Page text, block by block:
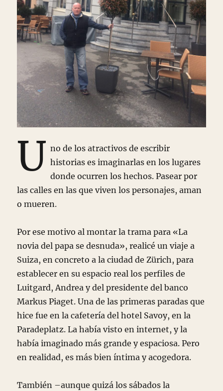
U no de los atractivos de escribir
historias es imaginarlas en los lugares
donde ocurren los hechos. Pasear por
las calles en las que viven los personajes, aman
o mueren.
Por ese motivo al montar la trama para «La
novia del papa se desnuda», realicé un viaje a
Suiza, en concreto a la ciudad de Zürich, para
establecer en su espacio real los perfiles de
Luitgard, Andrea y del presidente del banco
Markus Piaget. Una de las primeras paradas que
hice fue en la cafetería del hotel Savoy, en la
Paradeplatz. La había visto en internet, y la
había imaginado más grande y espaciosa. Pero
en realidad, es más bien íntima y acogedora.
También –aunque quizá los sábados la